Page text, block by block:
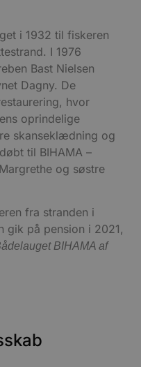
i 1932 til fiskeren
I 1976
Bast Nielsen
Dagny. De
hvor
oprindelige
skanseklædning og
til BIHAMA –
og søstre
fra stranden i
gik på pension i 2021,
BIHAMA af